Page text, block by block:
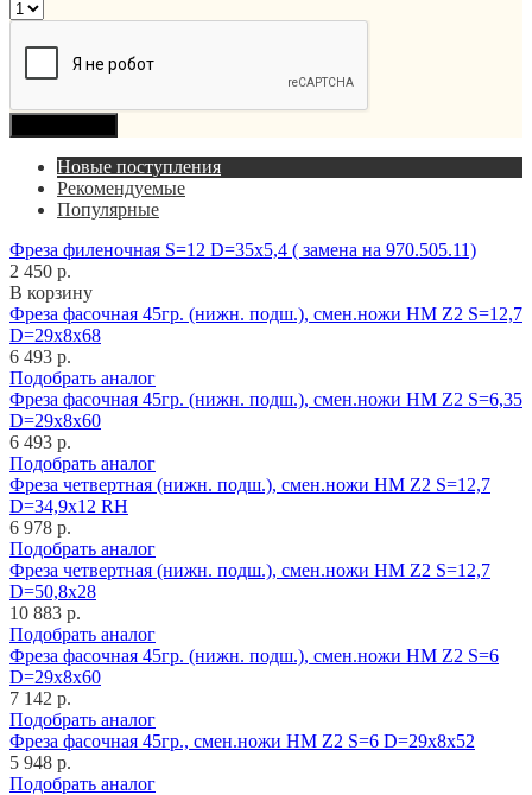
Новые поступления
Рекомендуемые
Популярные
Фреза филеночная S=12 D=35x5,4 ( замена на 970.505.11)
2 450 р.
В корзину
Фреза фасочная 45гр. (нижн. подш.), смен.ножи HM Z2 S=12,7
D=29x8x68
6 493 р.
Подобрать аналог
Фреза фасочная 45гр. (нижн. подш.), смен.ножи HM Z2 S=6,35
D=29x8x60
6 493 р.
Подобрать аналог
Фреза четвертная (нижн. подш.), смен.ножи HM Z2 S=12,7
D=34,9x12 RH
6 978 р.
Подобрать аналог
Фреза четвертная (нижн. подш.), смен.ножи HM Z2 S=12,7
D=50,8x28
10 883 р.
Подобрать аналог
Фреза фасочная 45гр. (нижн. подш.), смен.ножи HM Z2 S=6
D=29x8x60
7 142 р.
Подобрать аналог
Фреза фасочная 45гр., смен.ножи HM Z2 S=6 D=29x8x52
5 948 р.
Подобрать аналог